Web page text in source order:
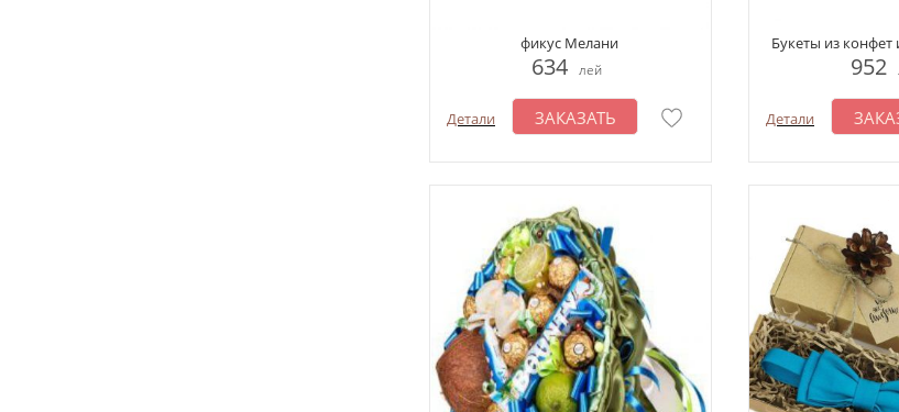
фикус Мелани
634 лей
Детали ЗАКАЗАТЬ
Букеты из конфет
952
Детали